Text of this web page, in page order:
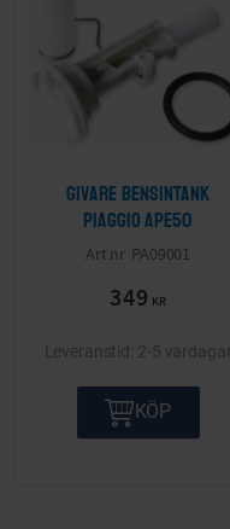
Givare bensintank
Piaggio APE50
PA09001
349 KR
2-5 vardagar
KÖP